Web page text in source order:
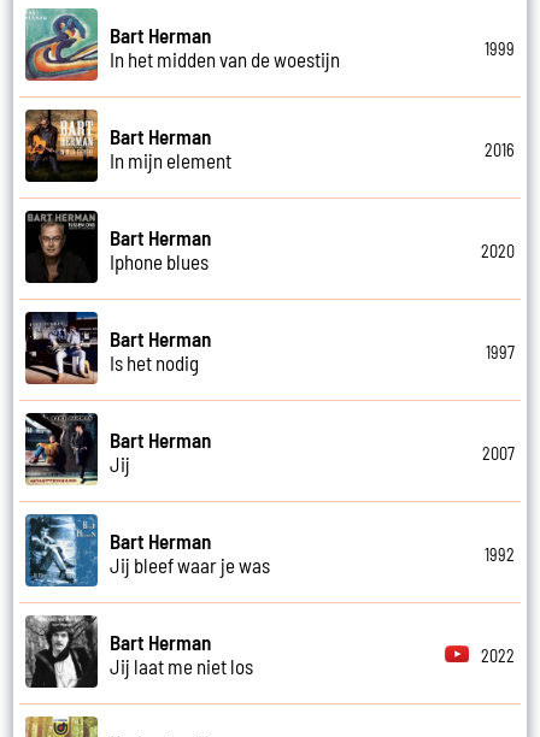
Bart Herman
In het midden van de woestijn
1999
Bart Herman
In mijn element
2016
Bart Herman
Iphone blues
2020
Bart Herman
Is het nodig
1997
Bart Herman
Jij
2007
Bart Herman
Jij bleef waar je was
1992
Bart Herman
Jij laat me niet los
2022